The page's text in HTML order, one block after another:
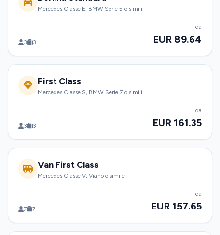
Mercedes Classe E, BMW Serie 5 o simili
3 3
da
EUR 89.64
First Class
Mercedes Classe S, BMW Serie 7 o simili
3 3
da
EUR 161.35
Van First Class
Mercedes Classe V, Viano o simile
7 7
da
EUR 157.65